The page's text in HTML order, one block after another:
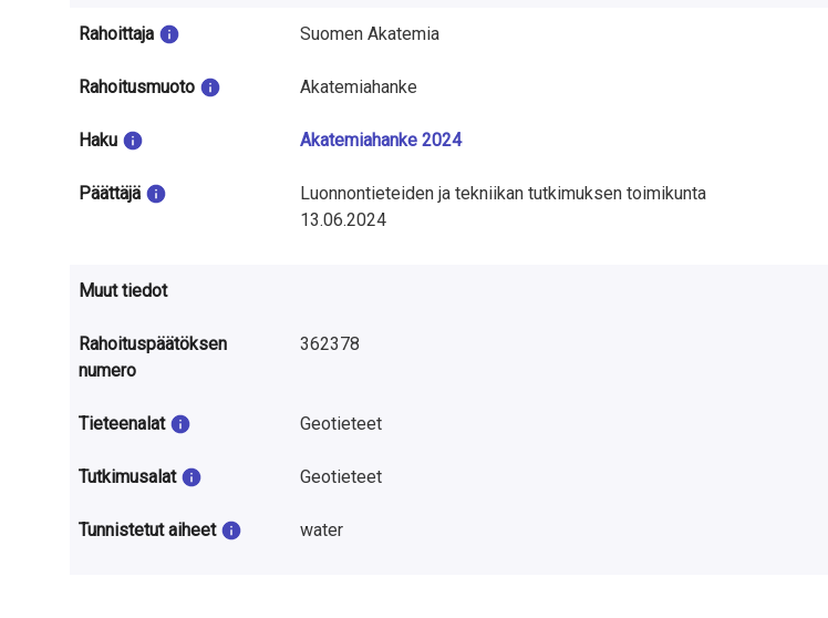
m
Rahoittaja Suomen Akatemia
Rahoitusmuoto Akatemiahanke
Haku Akatemiahanke 2024
Päättäjä
Luonnontieteiden ja tekniikan tutkimuksen toimikunta
13.06.2024
Muut tiedot
Rahoituspäätöksen
numero
362378
Tieteenalat Geotieteet
Tutkimusalat Geotieteet
Tunnistetut aiheet water